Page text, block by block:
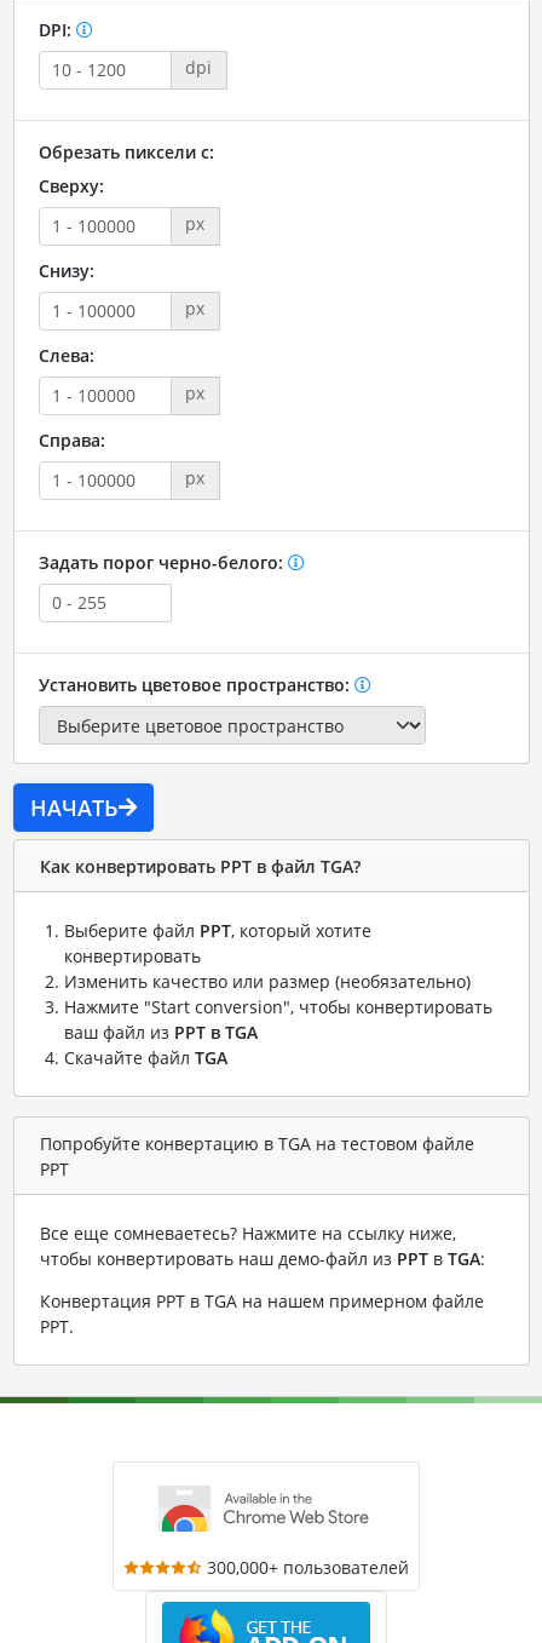
DPI:
dpi
Обрезать пиксели с:
Сверху:
px
Снизу:
px
Слева:
px
Справа:
px
Задать порог черно-белого:
Установить цветовое пространство:
НАЧАТЬ
Как конвертировать PPT в файл TGA?
Выберите файл PPT, который хотите
конвертировать
Изменить качество или размер (необязательно)
Нажмите "Start conversion", чтобы конвертировать
ваш файл из PPT в TGA
Скачайте файл TGA
Попробуйте конвертацию в TGA на тестовом файле
PPT
Все еще сомневаетесь? Нажмите на ссылку ниже,
чтобы конвертировать наш демо-файл из PPTв TGA:
Конвертация PPT в TGA на нашем примерном файле
PPT.
300,000+ пользователей